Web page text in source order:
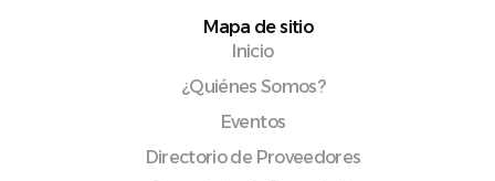
Mapa de sitio
Inicio
¿Quiénes Somos?
Eventos
Directorio de Proveedores